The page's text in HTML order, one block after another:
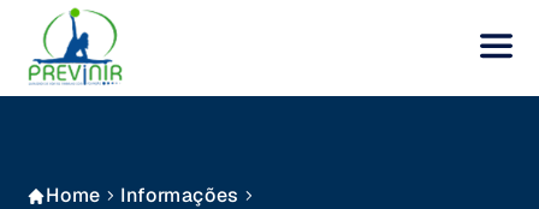
Home
Informações